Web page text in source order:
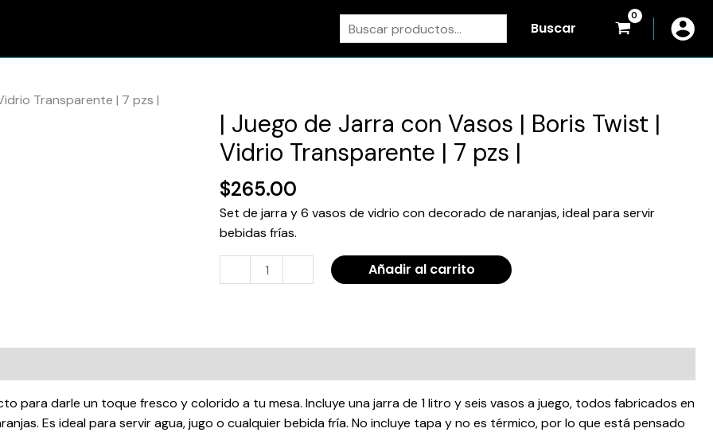
Buscar
Transparente | 7 pzs |
| Juego de Jarra con Vasos | Boris Twist |
Vidrio Transparente | 7 pzs |
$265.00
Set de jarra y 6 vasos de vidrio con decorado de naranjas, ideal para servir
bebidas frías.
Juego
de
Jarra
con
Vasos
|
Boris
7
pzs
|
Añadir al carrito
para darle un toque fresco y colorido a tu mesa. Incluye una jarra de 1 litro y seis vasos a juego, todos fabricados en
Es ideal para servir agua, jugo o cualquier bebida fría. No incluye tapa y no es térmico, por lo que está pensado